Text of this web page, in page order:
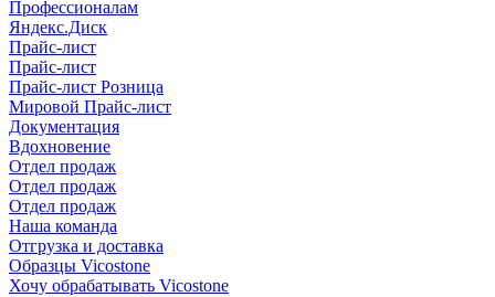
Профессионалам
Яндекс.Диск
Прайс-лист
Прайс-лист
Прайс-лист Розница
Мировой Прайс-лист
Документация
Вдохновение
Отдел продаж
Отдел продаж
Отдел продаж
Наша команда
Отгрузка и доставка
Образцы Vicostone
Хочу обрабатывать Vicostone